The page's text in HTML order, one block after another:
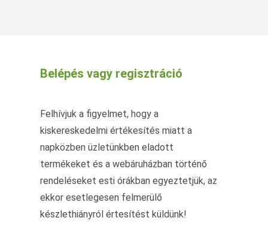
Belépés vagy regisztráció
Felhívjuk a figyelmet, hogy a
kiskereskedelmi értékesítés miatt a
napközben üzletünkben eladott
termékeket és a webáruházban történő
rendeléseket esti órákban egyeztetjük, az
ekkor esetlegesen felmerülő
készlethiányról értesítést küldünk!